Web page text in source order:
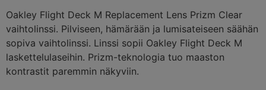
Oakley Flight Deck M Replacement Lens Prizm Clear
vaihtolinssi. Pilviseen, hämärään ja lumisateiseen säähän
sopiva vaihtolinssi. Linssi sopii Oakley Flight Deck M
laskettelulaseihin. Prizm-teknologia tuo maaston
kontrastit paremmin näkyviin.